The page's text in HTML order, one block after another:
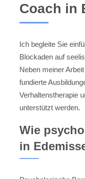
Coach in
Ich begleite Sie
Blockaden auf
Neben meiner
fundierte
Verhaltenstherapie
unterstützt werden.
Wie
in